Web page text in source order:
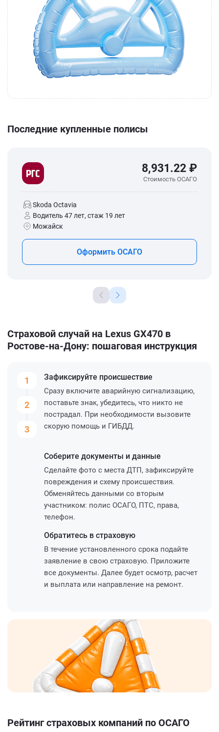
Последние купленные полисы
8,931.22 ₽
Стоимость ОСАГО
Skoda Octavia
Водитель 47 лет, стаж 19 лет
Можайск
Оформить ОСАГО
Страховой случай на Lexus GX470 в
Ростове-на-Дону: пошаговая инструкция
1
2
3
Зафиксируйте происшествие
Сразу включите аварийную сигнализацию,
поставьте знак, убедитесь, что никто не
пострадал. При необходимости вызовите
скорую помощь и ГИБДД.
Соберите документы и данные
Сделайте фото с места ДТП, зафиксируйте
повреждения и схему происшествия.
Обменяйтесь данными со вторым
участником: полис ОСАГО, ПТС, права,
телефон.
Обратитесь в страховую
В течение установленного срока подайте
заявление в свою страховую. Приложите
все документы. Далее будет осмотр, расчет
и выплата или направление на ремонт.
Рейтинг страховых компаний по ОСАГО